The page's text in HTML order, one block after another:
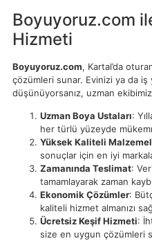
Boyuyoruz.com
Hizmeti
Boyuyoruz.com, Kartal’da
çözümleri sunar. Evinizi ya da iş
düşünüyorsanız, uzman
Uzman Boya Ustaları:
her türlü yüzeyde
Yüksek Kaliteli
sonuçlar için en iyi
Zamanında Teslimat:
tamamlayarak zaman
Ekonomik Çözümler:
kaliteli hizmet almanızı
Ücretsiz Keşif Hizmeti:
size en uygun çözümleri